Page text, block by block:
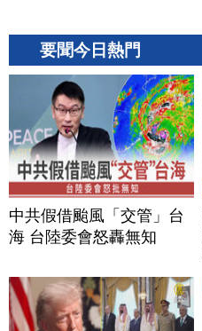
要聞今日熱門
中共假借颱風「交管」台
海 台陸委會怒轟無知